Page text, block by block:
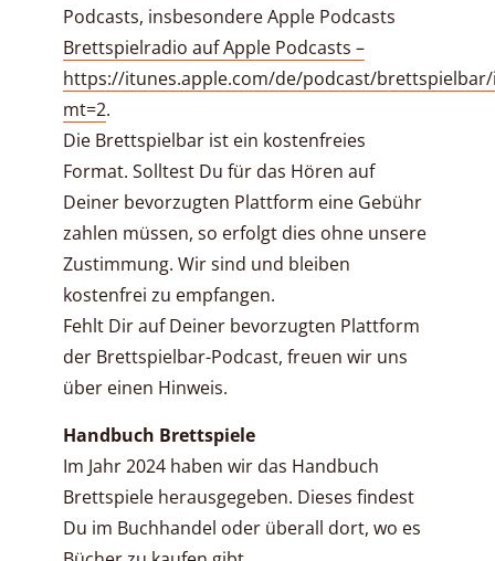
Podcasts, insbesondere Apple Podcasts
Brettspielradio auf Apple Podcasts –
https://itunes.apple.com/de/podcast/brettspielbar/
mt=2.
Die Brettspielbar ist ein kostenfreies
Format. Solltest Du für das Hören auf
Deiner bevorzugten Plattform eine Gebühr
zahlen müssen, so erfolgt dies ohne unsere
Zustimmung. Wir sind und bleiben
kostenfrei zu empfangen.
Fehlt Dir auf Deiner bevorzugten Plattform
der Brettspielbar-Podcast, freuen wir uns
über einen Hinweis.
Handbuch Brettspiele
Im Jahr 2024 haben wir das Handbuch
Brettspiele herausgegeben. Dieses findest
Du im Buchhandel oder überall dort, wo es